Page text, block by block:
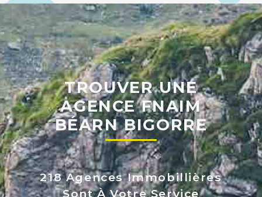
TROUVER UNE
AGENCE FNAIM
BÉARN BIGORRE
218 Agences Immobillières
Sont À Votre Service